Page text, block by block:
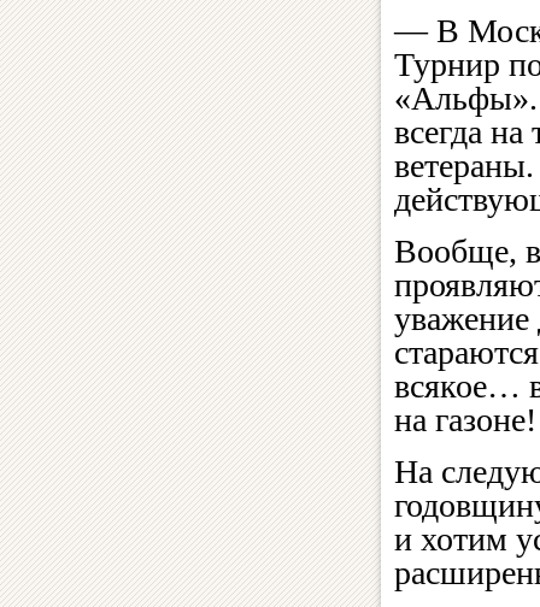
— В
Турнир
«Альфы».
всегда
Вообще,
уважение
всякое…
на газоне!
На
и хотим